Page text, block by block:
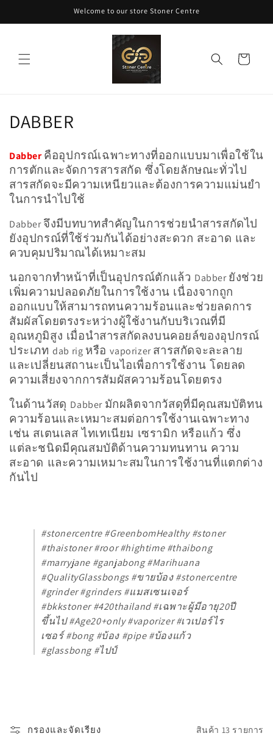
เนื้อหา
Welcome to our store Stoner Centre
สินค้า
ค
ล
เ
ล
ก
ชั
น
:
DABBER
Dabber คืออุปกรณ์เฉพาะทางที่ออกแบบมาเพื่อใช้ใน
การตักและจัดการสารสกัด ซึ่งโดยลักษณะทั่วไป
สารสกัดจะมีความเหนียวและต้องการความแม่นยำ
ในการนำไปใช้
Dabberจึงมีบทบาทสำคัญในการช่วยนำสารสกัดไป
ยังอุปกรณ์ที่ใช้ร่วมกันได้อย่างสะดวก สะอาด และ
ควบคุมปริมาณได้เหมาะสม
นอกจากทำหน้าที่เป็นอุปกรณ์ตักแล้ว Dabberยังช่วย
เพิ่มความปลอดภัยในการใช้งาน เนื่องจากถูก
ออกแบบให้สามารถทนความร้อนและช่วยลดการ
สัมผัสโดยตรงระหว่างผู้ใช้งานกับบริเวณที่มี
อุณหภูมิสูง เมื่อนำสารสกัดลงบนคอยล์ของอุปกรณ์
ประเภทdab rig หรือvaporizerสารสกัดจะละลาย
และเปลี่ยนสถานะเป็นไอเพื่อการใช้งาน โดยลด
ความเสี่ยงจากการสัมผัสความร้อนโดยตรง
ในด้านวัสดุ Dabber มักผลิตจากวัสดุที่มีคุณสมบัติทน
ความร้อนและเหมาะสมต่อการใช้งานเฉพาะทาง
เช่น สเตนเลส ไทเทเนียม เซรามิก หรือแก้ว ซึ่ง
แต่ละชนิดมีคุณสมบัติด้านความทนทาน ความ
สะอาด และความเหมาะสมในการใช้งานที่แตกต่าง
กันไป
#stonercentre #GreenbomHealthy #stoner
#thaistoner #roor #hightime #thaibong
#marryjane #ganjabong #Marihuana
#QualityGlassbongs #ขายบ้อง #stonercentre
#grinder #grinders #แมสเซนเจอร์
#bkkstoner #420thailand #เฉพาะผู้มีอายุ20ปี
ขึ้นไป #Age20+only #vaporizer #เวเปอร์ไร
เซอร์ #bong #บ้อง #pipe #บ้องแก้ว
#glassbong #ไปป์
กรองและจัดเรียง สินค้า 13 รายการ